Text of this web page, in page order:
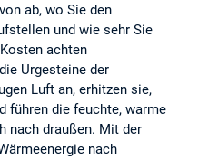
ab, wo Sie den
und wie sehr Sie
achten
Urgesteine der
Luft an, erhitzen sie,
führen die feuchte, warme
nach draußen. Mit der
nach